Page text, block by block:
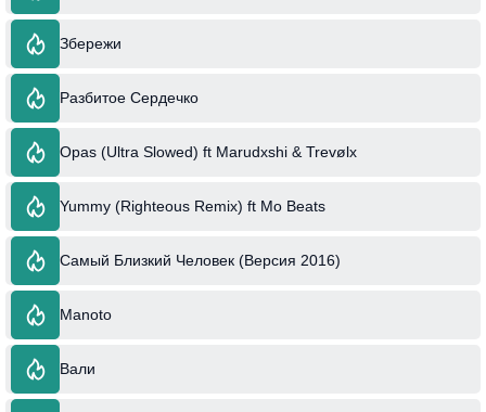
Збережи
Разбитое Сердечко
Opas (Ultra Slowed) ft Marudxshi & Trevølx
Yummy (Righteous Remix) ft Mo Beats
Самый Близкий Человек (Версия 2016)
Manoto
Вали